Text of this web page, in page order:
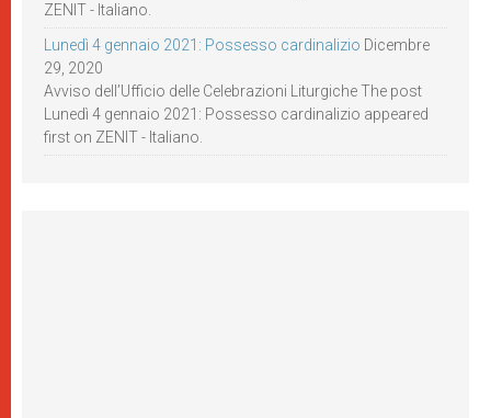
ZENIT - Italiano.
Lunedì 4 gennaio 2021: Possesso cardinalizio Dicembre
29, 2020
Avviso dell’Ufficio delle Celebrazioni Liturgiche The post
Lunedì 4 gennaio 2021: Possesso cardinalizio appeared
first on ZENIT - Italiano.